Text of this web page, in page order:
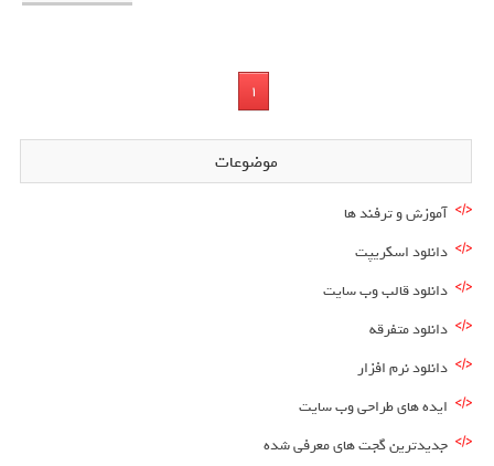
1
موضوعات
آموزش و ترفند ها
دانلود اسکریپت
دانلود قالب وب سایت
دانلود متفرقه
دانلود نرم افزار
ایده های طراحی وب سایت
جدیدترین گجت های معرفی شده